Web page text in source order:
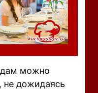
можно
не дожидаясь